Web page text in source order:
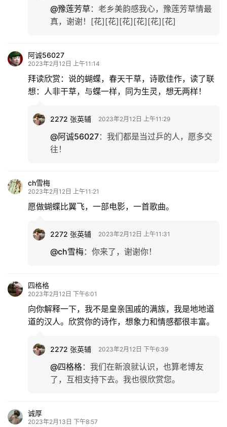
@豫莲芳草： 老乡美韵感我心，豫莲芳草情最
真，谢谢！[花][花][花][花][花][花]
阿诚56027
2023年2月12日 上午11:14
拜读欣赏：说的蝴蝶，春天干草，诗歌佳作，读了联
想：人非干草，与蝶一样，同为生灵，想无两样！
2272 张英辅 2023年2月12日 上午11:29
@阿诚56027： 我们都是当过乒的人，愿多交
往！
ch雪梅
2023年2月12日 上午11:21
愿做蝴蝶比翼飞，一部电影，一首歌曲。
2272 张英辅 2023年2月12日 上午11:31
@ch雪梅： 你来了，谢谢你！
四格格
2023年2月12日 下午6:01
向你解释一下，我不是皇亲国戚的满族，我是地地道
道的汉人。欣赏你的诗作，想象力和情感都很丰富。
2272 张英辅 2023年2月12日 下午6:39
@四格格： 我们在新浪就认识，也算老博友
了，互相支持下去。我也很欣赏您。
诚厚
2023年2月13日 下午8:57